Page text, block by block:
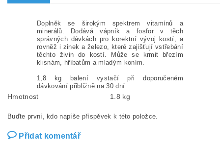
Doplněk se širokým spektrem vitamínů a
minerálů. Dodává vápník a fosfor v těch
správných dávkách pro korektní vývoj kostí, a
rovněž i zinek a železo, které zajišťují vstřebání
těchto živin do kostí. Může se krmit březím
klisnám, hříbatům a mladým koním.
1,8 kg balení vystačí při doporučeném
dávkování přibližně na 30 dní
Hmotnost 1.8 kg
Buďte první, kdo napíše příspěvek k této položce.
Přidat komentář